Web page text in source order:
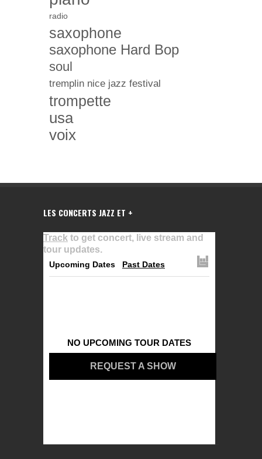
radio
saxophone
saxophone Hard Bop
soul
tremplin nice jazz festival
trompette
usa
voix
LES CONCERTS JAZZ ET +
Track to get concert, live stream and
tour updates.
Upcoming Dates Past Dates
NO UPCOMING TOUR DATES
REQUEST A SHOW